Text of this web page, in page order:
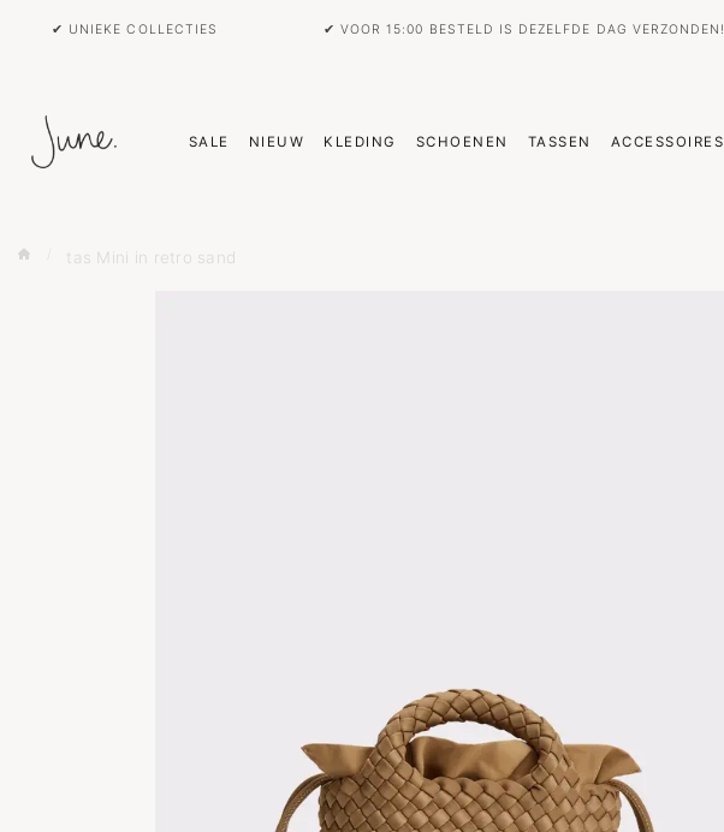
✔ UNIEKE COLLECTIES ✔ VOOR 15:00 BESTELD IS DEZELFDE DAG VERZONDEN!
SALE NIEUW KLEDING SCHOENEN TASSEN ACCESSOIRES
tas Mini in retro sand